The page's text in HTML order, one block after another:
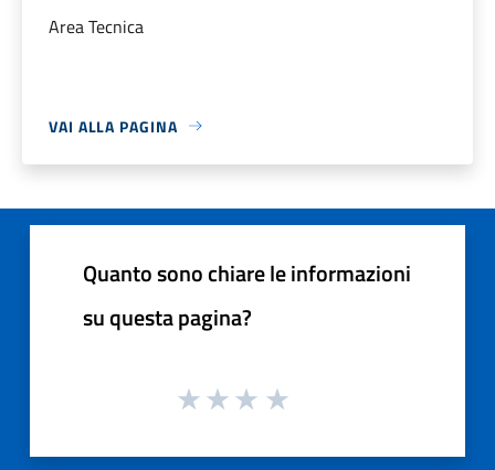
Area Tecnica
VAI ALLA PAGINA
Quanto sono chiare le informazioni
su questa pagina?